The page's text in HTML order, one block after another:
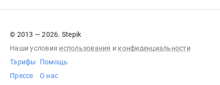
© 2013 — 2026. Stepik
Наши условия использования и конфиденциальности
Тарифы
Прессе
Помощь
О нас